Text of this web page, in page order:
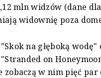
mln widzów (dane
widownię poza
na głęboką
on
zobaczą w nim pięć